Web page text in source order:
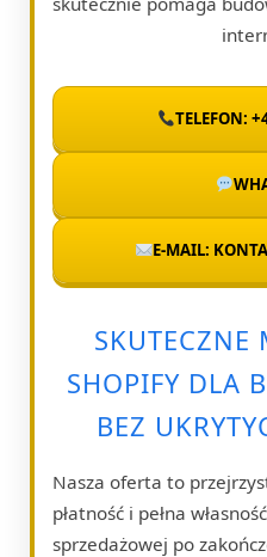
TELEFON:
E-MAIL:
SKUTECZNE
SHOPIFY DLA
BEZ
Nasza oferta to
płatność i pełna
sprzedażowej po